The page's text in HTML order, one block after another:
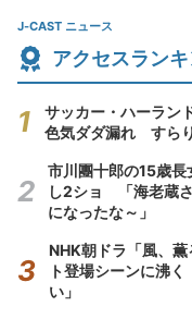
J-CAST ニュース
アクセスラン
サッカー・ハーラン
色気ダダ漏れ すら
市川團十郎の15歳
し2ショ 「海老蔵
になったな～」
NHK朝ドラ「風、
ト登場シーンに沸
い」